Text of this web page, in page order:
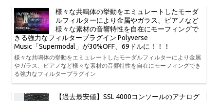
様々な共鳴体の挙動をエミュレートしたモーダ
ルフィルターにより金属やガラス、ピアノなど
様々な素材の音響特性を自在にモーフィングで
きる強力なフィルタープラグイン Polyverse
Music「Supermodal」が30%OFF、69ドルに！！！
様々な共鳴体の挙動をエミュレートしたモーダルフィルターにより金属
やガラス、ピアノなど様々な素材の音響特性を自在にモーフィングでき
る強力なフィルタープラグイン
【過去最安値】SSL 4000コンソールのアナログ